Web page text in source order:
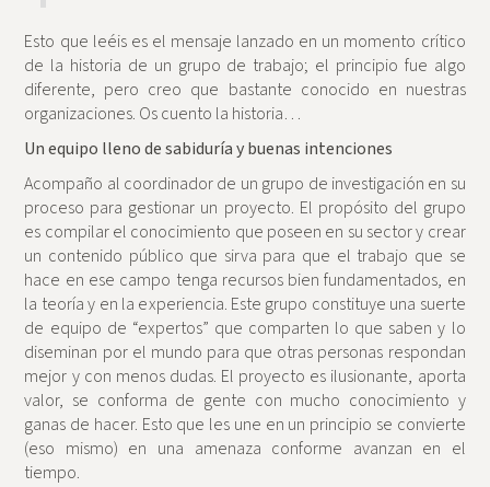
Esto que leéis es el mensaje lanzado en un momento crítico
de la historia de un grupo de trabajo; el principio fue algo
diferente, pero creo que bastante conocido en nuestras
organizaciones. Os cuento la historia…
Un equipo lleno de sabiduría y buenas intenciones
Acompaño al coordinador de un grupo de investigación en su
proceso para gestionar un proyecto. El propósito del grupo
es compilar el conocimiento que poseen en su sector y crear
un contenido público que sirva para que el trabajo que se
hace en ese campo tenga recursos bien fundamentados, en
la teoría y en la experiencia. Este grupo constituye una suerte
de equipo de “expertos” que comparten lo que saben y lo
diseminan por el mundo para que otras personas respondan
mejor y con menos dudas. El proyecto es ilusionante, aporta
valor, se conforma de gente con mucho conocimiento y
ganas de hacer. Esto que les une en un principio se convierte
(eso mismo) en una amenaza conforme avanzan en el
tiempo.